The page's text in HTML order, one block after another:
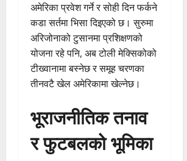
अमेरिका प्रवेश गर्ने र सोही दिन फर्कने
कडा सर्तमा भिसा दिइएको छ। सुरुमा
अरिजोनाको टुसानमा प्रशिक्षणको
योजना रहे पनि, अब टोली मेक्सिकोको
टीख्वानामा बस्नेछ र समूह चरणका
तीनवटै खेल अमेरिकामा खेल्नेछ।
भूराजनीतिक तनाव
र फुटबलको भूमिका